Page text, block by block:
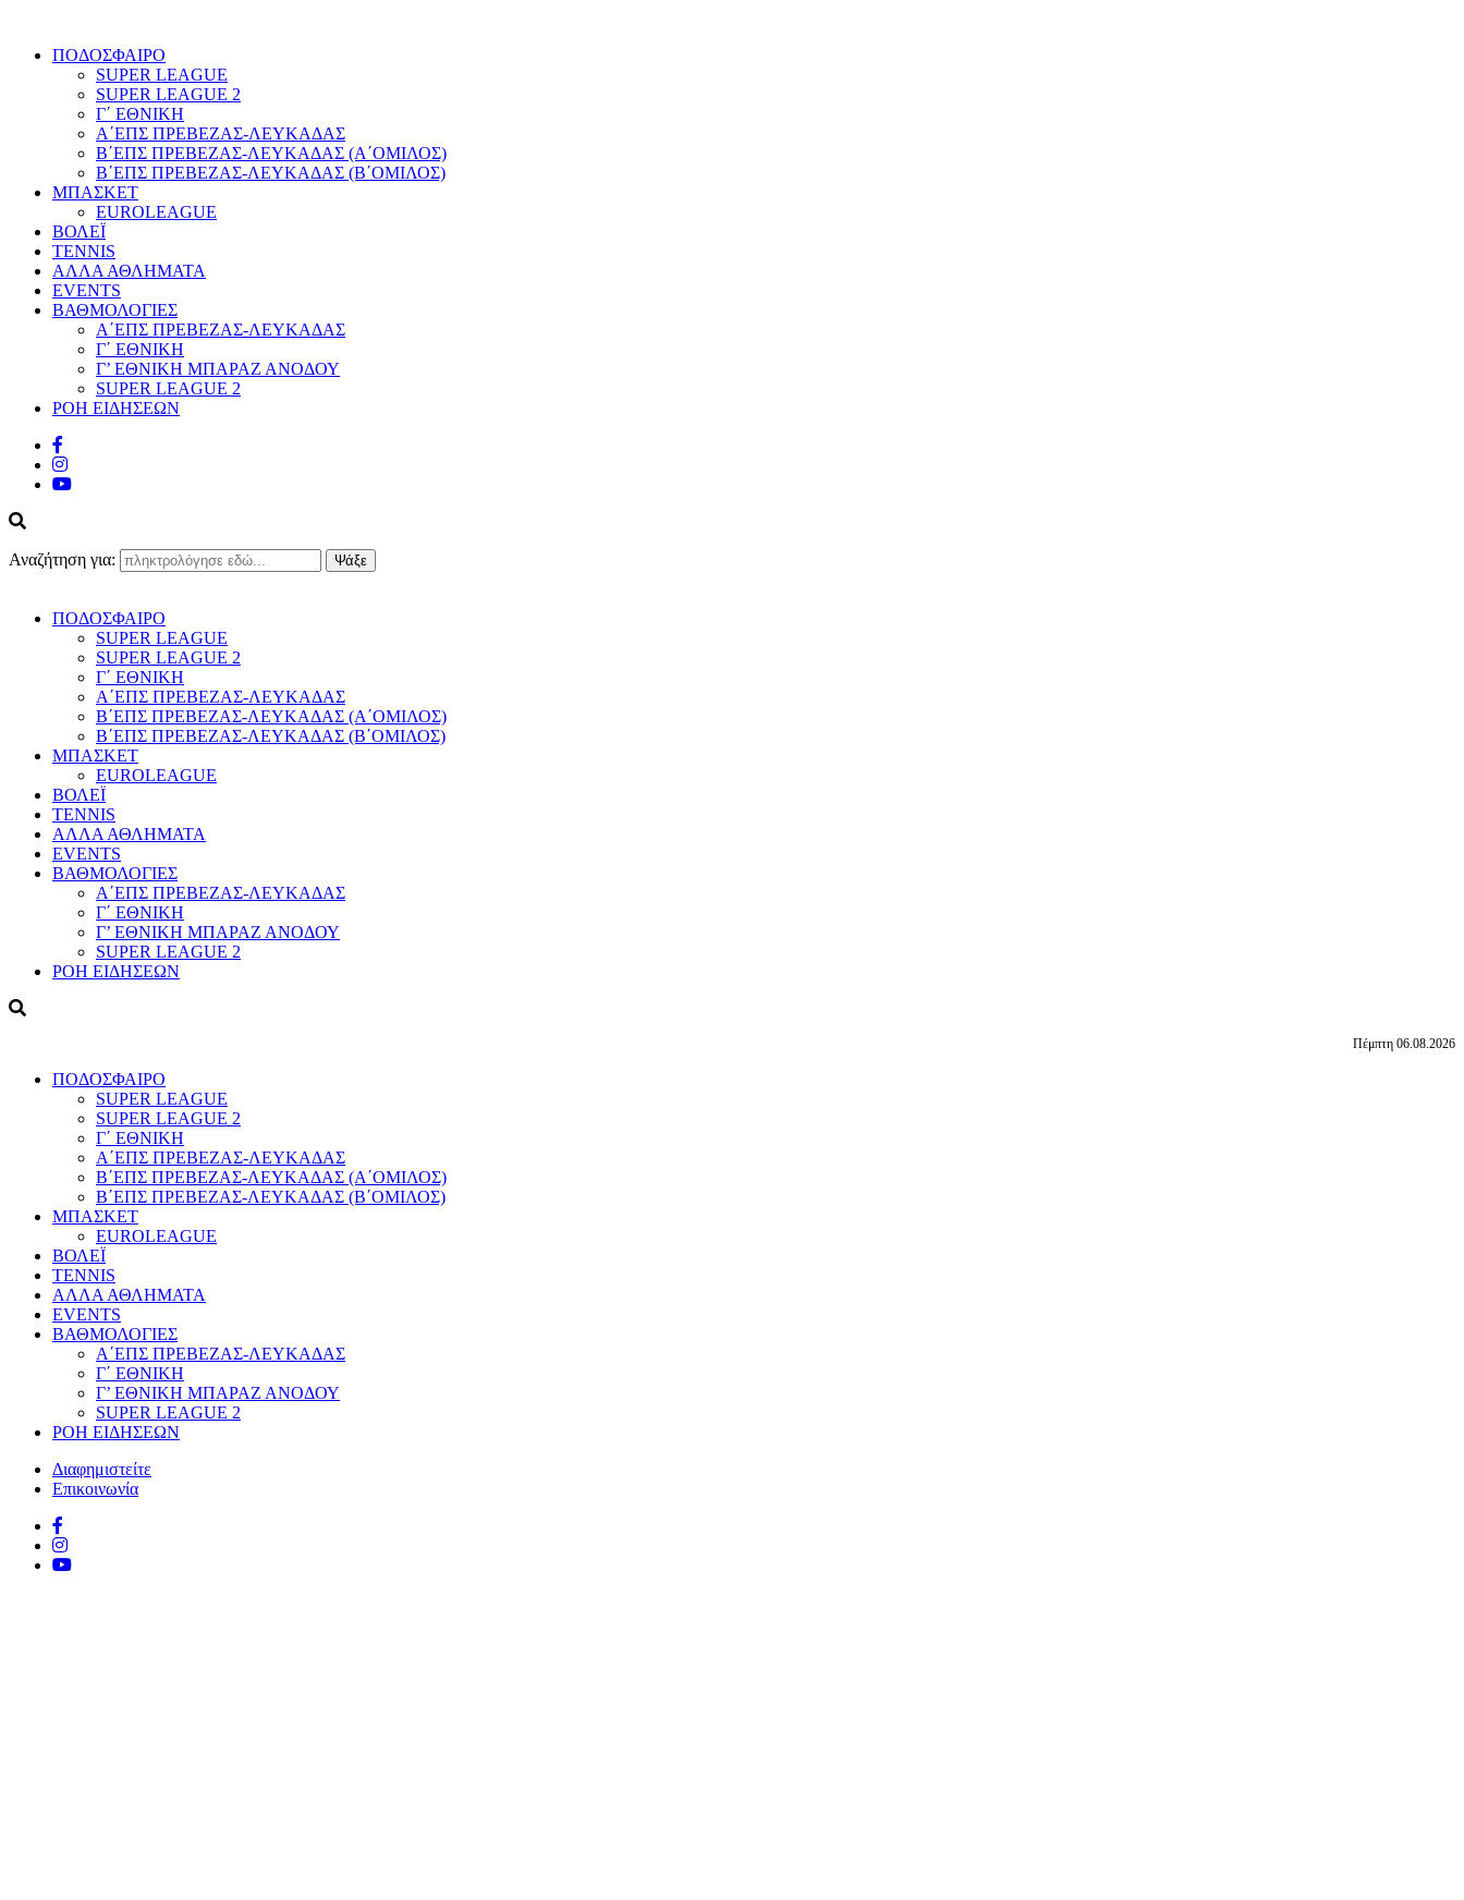
ΠΟΔΟΣΦΑΙΡΟ
SUPER LEAGUE
SUPER LEAGUE 2
Γ΄ ΕΘΝΙΚΗ
Α΄ΕΠΣ ΠΡΕΒΕΖΑΣ-ΛΕΥΚΑΔΑΣ
Β΄ΕΠΣ ΠΡΕΒΕΖΑΣ-ΛΕΥΚΑΔΑΣ (Α΄ΟΜΙΛΟΣ)
Β΄ΕΠΣ ΠΡΕΒΕΖΑΣ-ΛΕΥΚΑΔΑΣ (Β΄ΟΜΙΛΟΣ)
ΜΠΑΣΚΕΤ
EUROLEAGUE
ΒΟΛΕΪ
TENNIS
ΑΛΛΑ ΑΘΛΗΜΑΤΑ
EVENTS
ΒΑΘΜΟΛΟΓΙΕΣ
Α΄ΕΠΣ ΠΡΕΒΕΖΑΣ-ΛΕΥΚΑΔΑΣ
Γ΄ ΕΘΝΙΚΗ
Γ’ ΕΘΝΙΚΗ ΜΠΑΡΑΖ ΑΝΟΔΟΥ
SUPER LEAGUE 2
ΡΟΗ ΕΙΔΗΣΕΩΝ
Αναζήτηση για:
ΠΟΔΟΣΦΑΙΡΟ
SUPER LEAGUE
SUPER LEAGUE 2
Γ΄ ΕΘΝΙΚΗ
Α΄ΕΠΣ ΠΡΕΒΕΖΑΣ-ΛΕΥΚΑΔΑΣ
Β΄ΕΠΣ ΠΡΕΒΕΖΑΣ-ΛΕΥΚΑΔΑΣ (Α΄ΟΜΙΛΟΣ)
Β΄ΕΠΣ ΠΡΕΒΕΖΑΣ-ΛΕΥΚΑΔΑΣ (Β΄ΟΜΙΛΟΣ)
ΜΠΑΣΚΕΤ
EUROLEAGUE
ΒΟΛΕΪ
TENNIS
ΑΛΛΑ ΑΘΛΗΜΑΤΑ
EVENTS
ΒΑΘΜΟΛΟΓΙΕΣ
Α΄ΕΠΣ ΠΡΕΒΕΖΑΣ-ΛΕΥΚΑΔΑΣ
Γ΄ ΕΘΝΙΚΗ
Γ’ ΕΘΝΙΚΗ ΜΠΑΡΑΖ ΑΝΟΔΟΥ
SUPER LEAGUE 2
ΡΟΗ ΕΙΔΗΣΕΩΝ
Πέμπτη 06.08.2026
ΠΟΔΟΣΦΑΙΡΟ
SUPER LEAGUE
SUPER LEAGUE 2
Γ΄ ΕΘΝΙΚΗ
Α΄ΕΠΣ ΠΡΕΒΕΖΑΣ-ΛΕΥΚΑΔΑΣ
Β΄ΕΠΣ ΠΡΕΒΕΖΑΣ-ΛΕΥΚΑΔΑΣ (Α΄ΟΜΙΛΟΣ)
Β΄ΕΠΣ ΠΡΕΒΕΖΑΣ-ΛΕΥΚΑΔΑΣ (Β΄ΟΜΙΛΟΣ)
ΜΠΑΣΚΕΤ
EUROLEAGUE
ΒΟΛΕΪ
TENNIS
ΑΛΛΑ ΑΘΛΗΜΑΤΑ
EVENTS
ΒΑΘΜΟΛΟΓΙΕΣ
Α΄ΕΠΣ ΠΡΕΒΕΖΑΣ-ΛΕΥΚΑΔΑΣ
Γ΄ ΕΘΝΙΚΗ
Γ’ ΕΘΝΙΚΗ ΜΠΑΡΑΖ ΑΝΟΔΟΥ
SUPER LEAGUE 2
ΡΟΗ ΕΙΔΗΣΕΩΝ
Διαφημιστείτε
Επικοινωνία